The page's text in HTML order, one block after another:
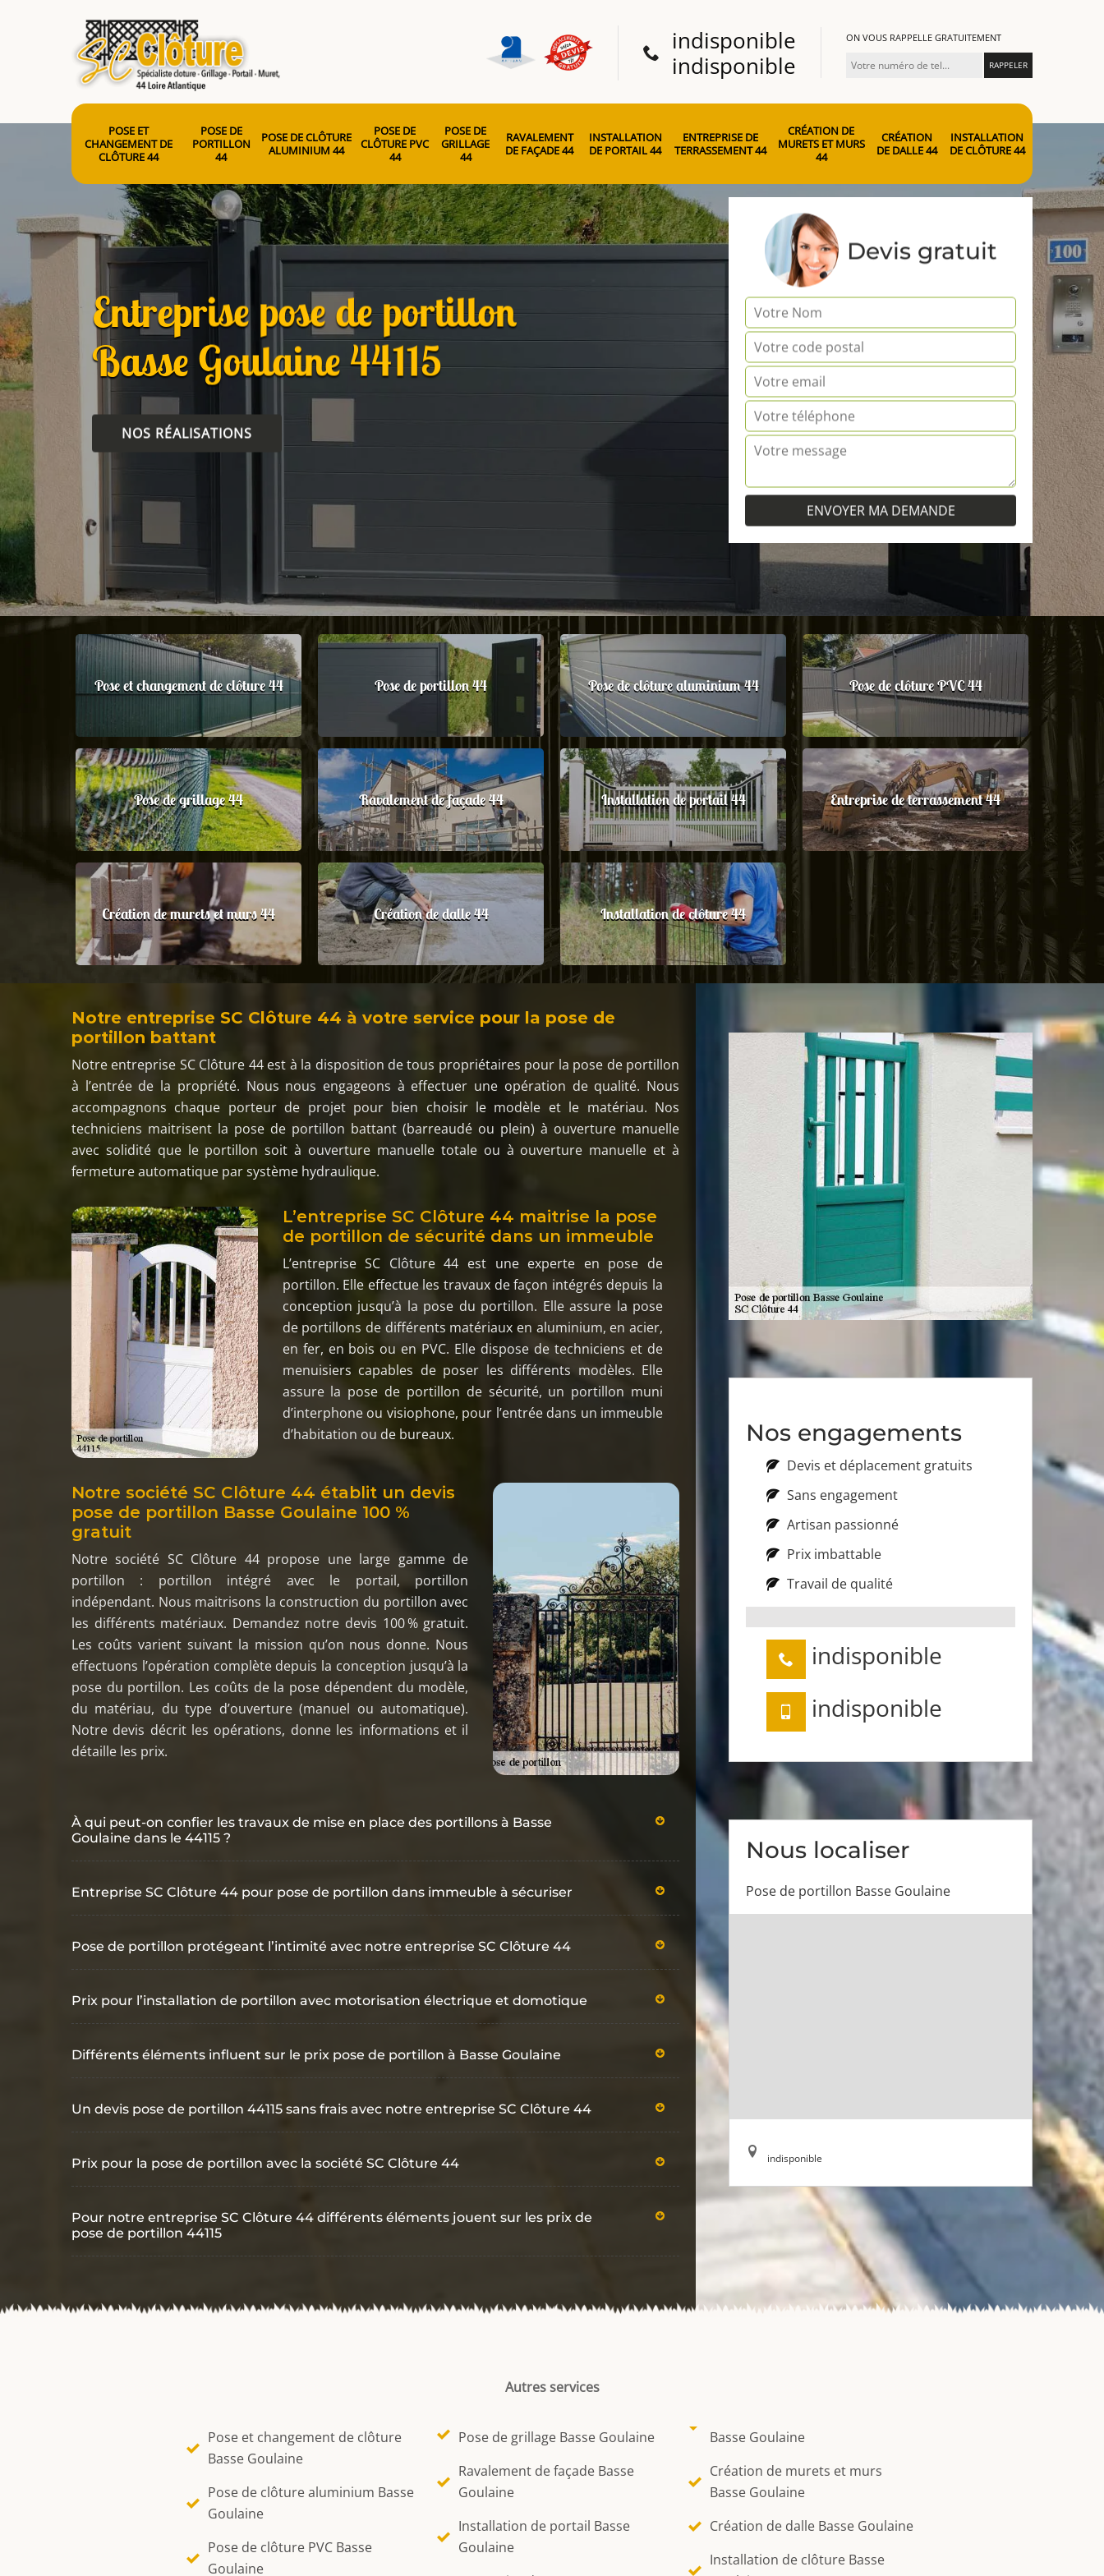
indisponible
indisponible
ON VOUS RAPPELLE GRATUITEMENT
POSE ET
CHANGEMENT DE
CLÔTURE 44
POSE DE
PORTILLON
44
POSE DE CLÔTURE
ALUMINIUM 44
POSE DE
CLÔTURE PVC
44
POSE DE
GRILLAGE
44
RAVALEMENT
DE FAÇADE 44
INSTALLATION
DE PORTAIL 44
ENTREPRISE DE
TERRASSEMENT 44
CRÉATION DE
MURETS ET MURS
44
CRÉATION
DE DALLE 44
INSTALLATION
DE CLÔTURE 44
Entreprise pose de portillon
Basse Goulaine 44115
NOS RÉALISATIONS
Devis gratuit
Pose et changement de clôture 44 Pose de portillon 44 Pose de clôture aluminium 44 Pose de clôture PVC 44
Pose de grillage 44 Ravalement de façade 44 Installation de portail 44 Entreprise de terrassement 44
Création de murets et murs 44 Création de dalle 44 Installation de clôture 44
Notre entreprise SC Clôture 44 à votre service pour la pose de
portillon battant
Notre entreprise SC Clôture 44 est à la disposition de tous propriétaires pour la pose de portillon
à l’entrée de la propriété. Nous nous engageons à effectuer une opération de qualité. Nous
accompagnons chaque porteur de projet pour bien choisir le modèle et le matériau. Nos
techniciens maitrisent la pose de portillon battant (barreaudé ou plein) à ouverture manuelle
avec solidité que le portillon soit à ouverture manuelle totale ou à ouverture manuelle et à
fermeture automatique par système hydraulique.
L’entreprise SC Clôture 44 maitrise la pose
de portillon de sécurité dans un immeuble
L’entreprise SC Clôture 44 est une experte en pose de
portillon. Elle effectue les travaux de façon intégrés depuis la
conception jusqu’à la pose du portillon. Elle assure la pose
de portillons de différents matériaux en aluminium, en acier,
en fer, en bois ou en PVC. Elle dispose de techniciens et de
menuisiers capables de poser les différents modèles. Elle
assure la pose de portillon de sécurité, un portillon muni
d’interphone ou visiophone, pour l’entrée dans un immeuble
d’habitation ou de bureaux.
Notre société SC Clôture 44 établit un devis
pose de portillon Basse Goulaine 100 %
gratuit
Notre société SC Clôture 44 propose une large gamme de
portillon : portillon intégré avec le portail, portillon
indépendant. Nous maitrisons la construction du portillon avec
les différents matériaux. Demandez notre devis 100 % gratuit.
Les coûts varient suivant la mission qu’on nous donne. Nous
effectuons l’opération complète depuis la conception jusqu’à la
pose du portillon. Les coûts de la pose dépendent du modèle,
du matériau, du type d’ouverture (manuel ou automatique).
Notre devis décrit les opérations, donne les informations et il
détaille les prix.
À qui peut-on confier les travaux de mise en place des portillons à Basse
Goulaine dans le 44115 ?
Entreprise SC Clôture 44 pour pose de portillon dans immeuble à sécuriser
Pose de portillon protégeant l’intimité avec notre entreprise SC Clôture 44
Prix pour l’installation de portillon avec motorisation électrique et domotique
Différents éléments influent sur le prix pose de portillon à Basse Goulaine
Un devis pose de portillon 44115 sans frais avec notre entreprise SC Clôture 44
Prix pour la pose de portillon avec la société SC Clôture 44
Pour notre entreprise SC Clôture 44 différents éléments jouent sur les prix de
pose de portillon 44115
Nos engagements
Devis et déplacement gratuits
Sans engagement
Artisan passionné
Prix imbattable
Travail de qualité
indisponible
indisponible
Nous localiser
Pose de portillon Basse Goulaine
indisponible
Autres services
Pose et changement de clôture
Basse Goulaine
Pose de clôture aluminium Basse
Goulaine
Pose de clôture PVC Basse
Goulaine
Pose de grillage Basse Goulaine
Ravalement de façade Basse
Goulaine
Installation de portail Basse
Goulaine
Basse Goulaine
Création de murets et murs
Basse Goulaine
Création de dalle Basse Goulaine
Installation de clôture Basse